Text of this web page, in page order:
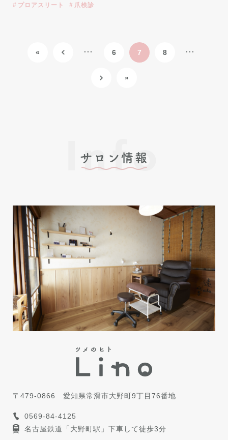
プロアスリート 爪検診
« ... 6 7 8 ...
»
サロン情報
Info
〒479-0866 愛知県常滑市大野町9丁目76番地
0569-84-4125
名古屋鉄道「大野町駅」下車して徒歩3分